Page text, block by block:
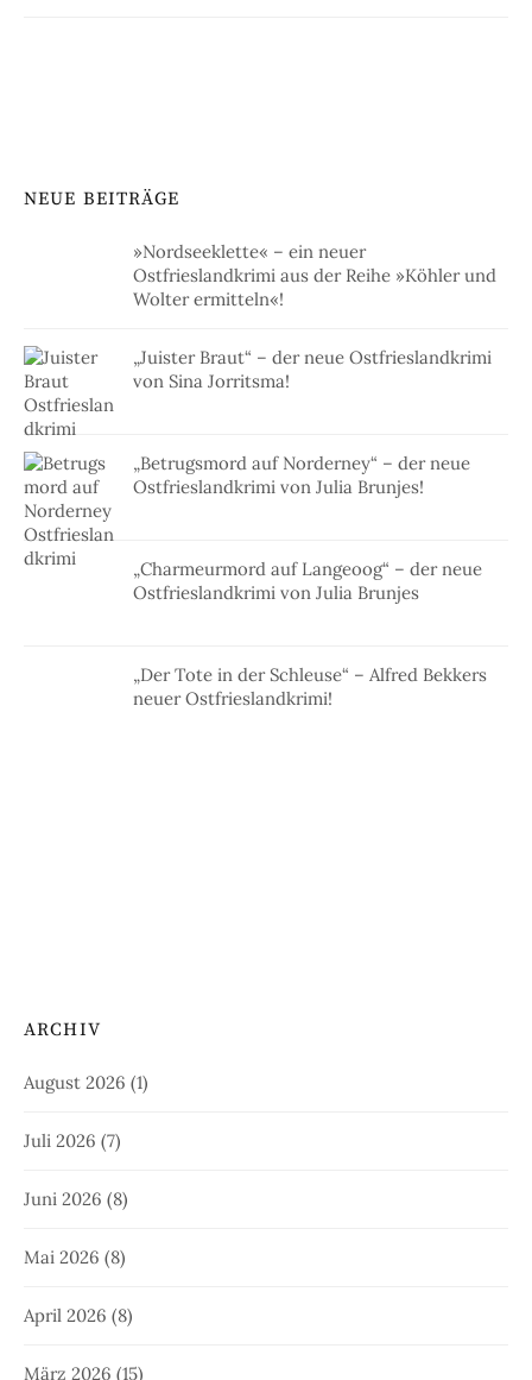
NEUE BEITRÄGE
»Nordseeklette« – ein neuer
Ostfrieslandkrimi aus der Reihe »Köhler und
Wolter ermitteln«!
„Juister Braut“ – der neue Ostfrieslandkrimi
von Sina Jorritsma!
„Betrugsmord auf Norderney“ – der neue
Ostfrieslandkrimi von Julia Brunjes!
„Charmeurmord auf Langeoog“ – der neue
Ostfrieslandkrimi von Julia Brunjes
„Der Tote in der Schleuse“ – Alfred Bekkers
neuer Ostfrieslandkrimi!
ARCHIV
August 2026 (1)
Juli 2026 (7)
Juni 2026 (8)
Mai 2026 (8)
April 2026 (8)
März 2026 (15)